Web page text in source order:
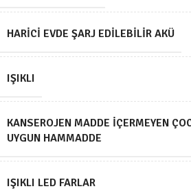
HARICI EVDE ŞARJ EDILEBILIR AKÜ
IŞIKLI
KANSEROJEN MADDE İÇERMEYEN
UYGUN HAMMADDE
IŞIKLI LED FARLAR